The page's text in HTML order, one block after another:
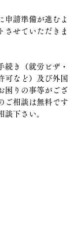
申請準備が進むよ
させていただきま
続き（就労ビザ・
可など）及び外国
困りの事等がござ
ご相談は無料です
談下さい。